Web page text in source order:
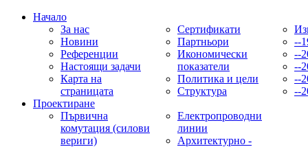
Начало
За нас
Новини
Референции
Настоящи задачи
Карта на
страницата
Сертификати
Партньори
Икономически
показатели
Политика и цели
Структура
--
--
--
--
--
Проектиране
Първична
комутация (силови
вериги)
Електропроводни
линии
Архитектурно -